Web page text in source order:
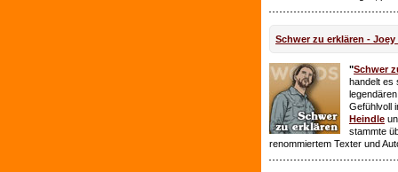
Schwer zu erklären - Joey
"Schwer
handelt es
Gefühlvoll
Heindle
stammte
renommiertem Texter und